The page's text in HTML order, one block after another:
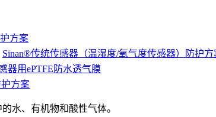
方案
Sinan®传统传感器（温湿度/氧气度传感器）防护方
器用ePTFE防水透气膜
方案
水、有机物和酸性气体。